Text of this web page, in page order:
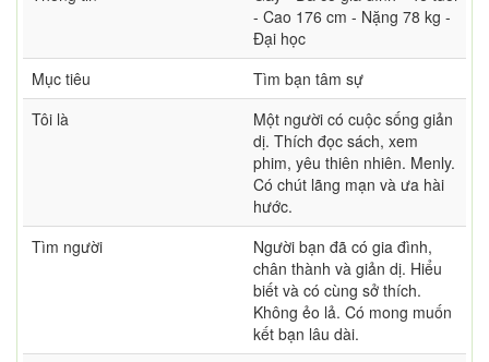
- Cao 176 cm - Nặng 78 kg -
Đại học
Mục tiêu
Tìm bạn tâm sự
Tôi là
Một người có cuộc sống giản
dị. Thích đọc sách, xem
phim, yêu thiên nhiên. Menly.
Có chút lãng mạn và ưa hài
hước.
Tìm người
Người bạn đã có gia đình,
chân thành và giản dị. Hiểu
biết và có cùng sở thích.
Không ẻo lả. Có mong muốn
kết bạn lâu dài.